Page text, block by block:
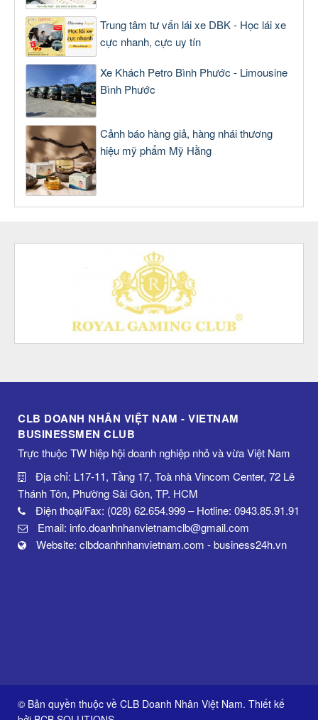
Trung tâm tư vấn lái xe DBK - Học lái xe
cực nhanh, cực uy tín
Xe Khách Petro Bình Phước - Limousine
Bình Phước
Cảnh báo hàng giả, hàng nhái thương
hiệu mỹ phẩm Mỹ Hằng
CLB DOANH NHÂN VIỆT NAM - VIETNAM
BUSINESSMEN CLUB
Trực thuộc TW hiệp hội doanh nghiệp nhỏ và vừa Việt Nam
Địa chỉ: L17-11, Tầng 17, Toà nhà Vincom Center, 72 Lê
Thánh Tôn, Phường Sài Gòn, TP. HCM
Điện thoại/Fax: (028) 62.654.999 – Hotline: 0943.85.91.91
Email: info.doanhnhanvietnamclb@gmail.com
Website: clbdoanhnhanvietnam.com - business24h.vn
© Bản quyền thuộc về CLB Doanh Nhân Việt Nam. Thiết kế